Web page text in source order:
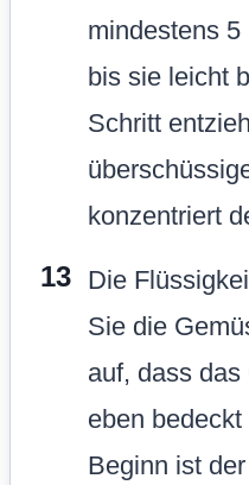
mindestens
bis sie leicht
Schritt
konzentriert
Die
Sie die
auf, dass
eben
Beginn ist